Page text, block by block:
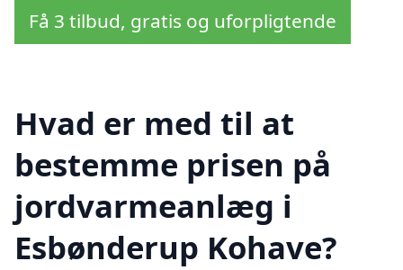
Få 3 tilbud, gratis og uforpligtende
Hvad er med til at
bestemme prisen på
jordvarmeanlæg i
Esbønderup Kohave?